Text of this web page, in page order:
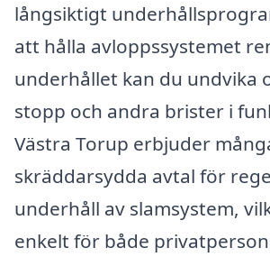
långsiktigt
att hålla avloppssystemet
underhållet kan du undvika
stopp och andra brister i
Västra Torup erbjuder
skräddarsydda avtal för
underhåll av slamsystem,
enkelt för både